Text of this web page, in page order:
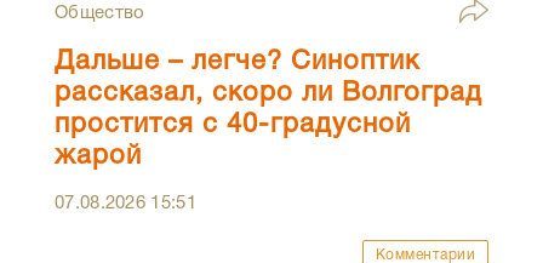
Общество
Дальше – легче? Синоптик
рассказал, скоро ли Волгоград
простится с 40-градусной
жарой
07.08.2026 15:51
Комментарии